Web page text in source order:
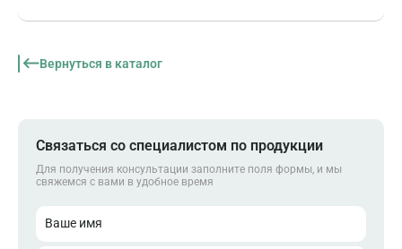
Вернуться в каталог
Связаться со специалистом по продукции
Для получения консультации заполните поля формы, и мы
свяжемся с вами в удобное время
Ваше имя